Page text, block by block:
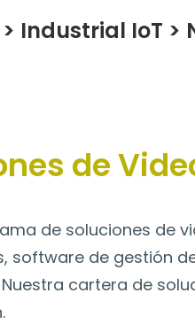
> Industrial IoT >
de
de soluciones de
software de gestión
cartera de